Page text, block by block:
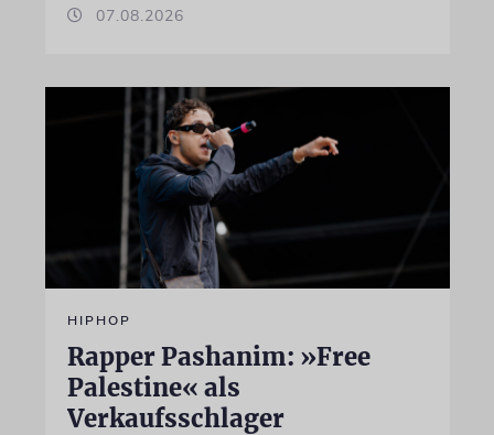
07.08.2026
HIPHOP
Rapper Pashanim: »Free
Palestine« als
Verkaufsschlager